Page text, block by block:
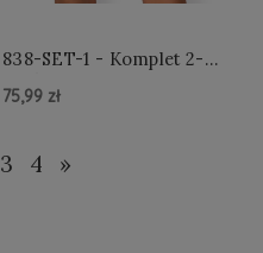
838-SET-1 - Komplet 2-
75,99 zł
Do Koszyka »
3 4 »